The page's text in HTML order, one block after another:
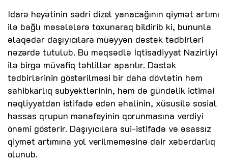
İdarə heyətinin sədri dizel yanacağının qiymət artımı
ilə bağlı məsələlərə toxunaraq bildirib ki, bununla
əlaqədar daşıyıcılara müəyyən dəstək tədbirləri
nəzərdə tutulub. Bu məqsədlə İqtisadiyyat Nazirliyi
ilə birgə müvafiq təhlillər aparılır. Dəstək
tədbirlərinin göstərilməsi bir daha dövlətin həm
sahibkarlıq subyektlərinin, həm də gündəlik ictimai
nəqliyyatdan istifadə edən əhalinin, xüsusilə sosial
həssas qrupun mənafeyinin qorunmasına verdiyi
önəmi göstərir. Daşıyıcılara sui-istifadə və əsassız
qiymət artımına yol verilməməsinə dair xəbərdarlıq
olunub.